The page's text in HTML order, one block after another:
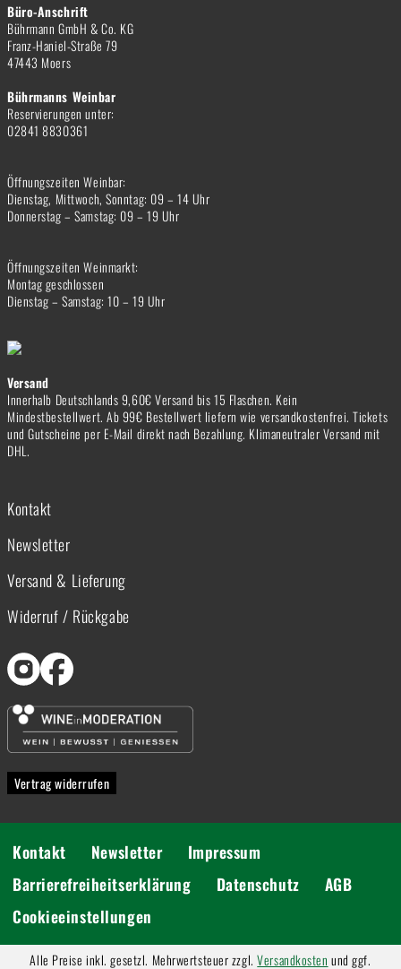
Büro-Anschrift
Bührmann GmbH & Co. KG
Franz-Haniel-Straße 79
47443 Moers
Bührmanns Weinbar
Reservierungen unter:
02841 8830361
Öffnungszeiten Weinbar:
Dienstag, Mittwoch, Sonntag: 09 – 14 Uhr
Donnerstag – Samstag: 09 – 19 Uhr
Öffnungszeiten Weinmarkt:
Montag geschlossen
Dienstag – Samstag: 10 – 19 Uhr
Versand
Innerhalb Deutschlands 9,60€ Versand bis 15 Flaschen. Kein
Mindestbestellwert. Ab 99€ Bestellwert liefern wie versandkostenfrei. Tickets
und Gutscheine per E-Mail direkt nach Bezahlung. Klimaneutraler Versand mit
DHL.
Kontakt
Newsletter
Versand & Lieferung
Widerruf / Rückgabe
Vertrag widerrufen
Kontakt Newsletter
Impressum
Barrierefreiheitserklärung
Datenschutz
AGB
Cookieeinstellungen
Alle Preise inkl. gesetzl. Mehrwertsteuer zzgl.Versandkosten und ggf.